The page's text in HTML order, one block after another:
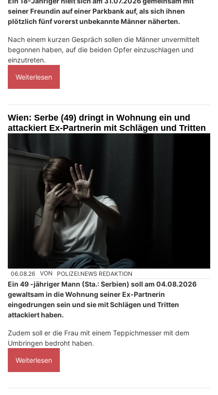
seiner Freundin auf einer Parkbank auf, als sich ihnen
plötzlich fünf vorerst unbekannte Männer näherten.
Nach einem kurzen Gespräch sollen die Männer unvermittelt
begonnen haben, auf die beiden Opfer einzuschlagen und
einzutreten.
Weiterlesen
Wien: Serbe (49) dringt in Wohnung ein und
attackiert Ex-Partnerin mit Schlägen und Tritten
06.08.26 VON POLIZEI.NEWS REDAKTION
Ein 49 -jähriger Mann (Sta.: Serbien) soll am 04.08.2026
gewaltsam in die Wohnung seiner Ex-Partnerin
eingedrungen sein und sie mit Schlägen und Tritten
attackiert haben.
Zudem soll er die Frau mit einem Teppichmesser mit dem
Umbringen bedroht haben.
Weiterlesen